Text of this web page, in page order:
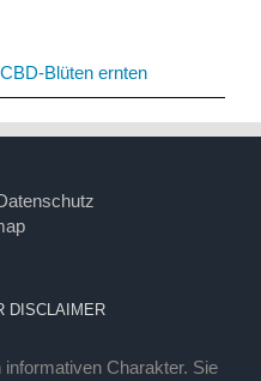
Blüten ernten
DISCLAIMER
Charakter. Sie